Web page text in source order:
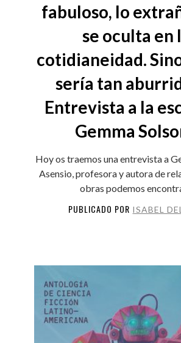
fabuloso, lo
se oculta en
cotidianeidad.
sería tan
Entrevista a la
Gemma
Hoy os traemos una entrevista a
Asensio, profesora y autora de
obras podemos
PUBLICADO POR ISABEL